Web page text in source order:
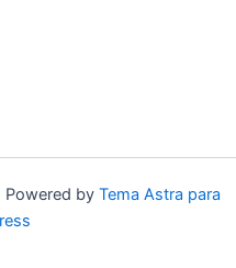
by Tema Astra para